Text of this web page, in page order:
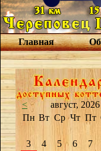
Главная
< август, 2026
Пн Вт Ср Чт Пт
3
4 5 6 7